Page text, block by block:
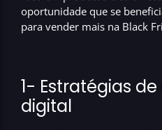
oportunidade que se
para vender mais na Black
1- Estratégias
digital